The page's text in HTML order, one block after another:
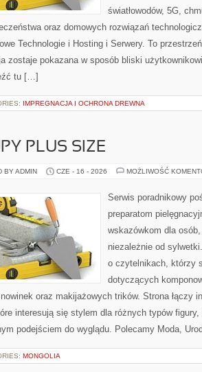
światłowodów, 5G,
oraz domowych rozwiązań
Technologie i Hosting i Serwery. To
zostaje pokazana w sposób bliski
tu […]
IMPREGNACJA I OCHRONA DREWNA
PLUS SIZE
BY ADMIN CZE - 16 - 2026 MOŻLIWOŚĆ
Serwis poradnikowy
preparatom
wskazówkom dla
niezależnie od
o czytelnikach, którzy
dotyczących
oraz makijażowych trików. Strona łączy
interesują się stylem dla różnych typów figury,
podejściem do wyglądu. Polecamy Moda,
MONGOLIA